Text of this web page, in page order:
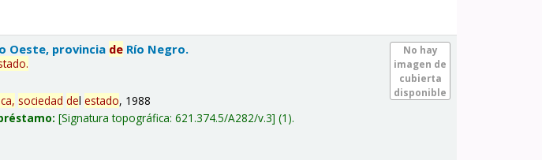
No hay
imagen de
cubierta
disponible
Oeste, provincia de Río Negro.
.
sociedad delestado, 1988
Signatura topográfica:621.374.5/A282/v.3 (1).